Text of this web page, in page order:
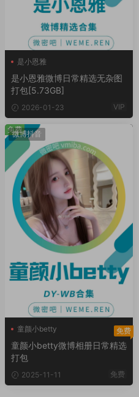
是小恩雅
是小恩雅微博日常精选无杂图
打包[5.73GB]
2026-01-23 VIP
微博抖音
童颜小betty 免费
童颜小betty微博相册日常精选
打包
2025-11-11 免费
免费